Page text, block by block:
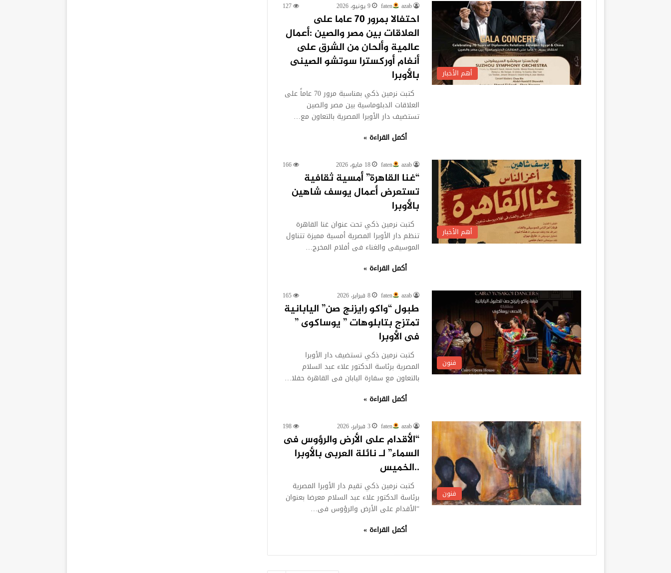
أهم الأخبار
faten azab 9 يونيو، 2026 127
احتفالا بمرور 70 عاما على
العلاقات بين مصر والصين :أعمال
عالمية وألحان من الشرق على
أنغام أوركسترا سوتشو الصينى
بالأوبرا
كتبت نرمين ذكي بمناسبة مرور 70 عاماً على
العلاقات الدبلوماسية بين مصر والصين
تستضيف دار الأوبرا المصرية بالتعاون مع…
أكمل القراءة »
أهم الأخبار
faten azab 18 مايو، 2026 166
“غنا القاهرة” أمسية ثقافية
تستعرض أعمال يوسف شاهين
بالأوبرا
كتبت نرمين ذكي تحت عنوان غنا القاهرة
تنظم دار الأوبرا المصرية أمسية مميزة تتناول
الموسيقى والغناء فى أفلام المخرج…
أكمل القراءة »
فنون
faten azab 8 فبراير، 2026 165
طبول “واكو رايزنج صن” اليابانية
تمتزج بتابلوهات ” يوساكوى ”
فى الأوبرا
كتبت نرمين ذكي تستضيف دار الأوبرا
المصرية برئاسة الدكتور علاء عبد السلام
بالتعاون مع سفارة اليابان فى القاهرة حفلا…
أكمل القراءة »
فنون
faten azab 3 فبراير، 2026 198
“الأقدام على الأرض والرؤوس فى
السماء” لـ نائلة العربى بالأوبرا
..الخميس
كتبت نرمين ذكي تقيم دار الأوبرا المصرية
برئاسة الدكتور علاء عبد السلام معرضا بعنوان
“الأقدام على الأرض والرؤوس فى…
أكمل القراءة »